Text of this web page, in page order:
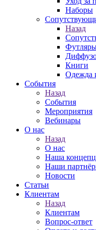
Наборы
Назад
Книги
Одежда
События
Назад
События
Мероприятия
Вебинары
О нас
Назад
О нас
Наша
Наши
Новости
Статьи
Клиентам
Назад
Клиентам
Вопрос-ответ